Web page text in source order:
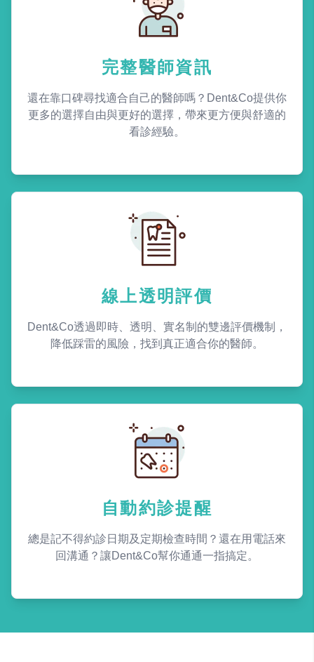
完整醫師資訊
還在靠口碑尋找適合自己的醫師嗎？Dent&Co提供你
更多的選擇自由與更好的選擇，帶來更方便與舒適的
看診經驗。
線上透明評價
Dent&Co透過即時、透明、實名制的雙邊評價機制，
降低踩雷的風險，找到真正適合你的醫師。
自動約診提醒
總是記不得約診日期及定期檢查時間？還在用電話來
回溝通？讓Dent&Co幫你通通一指搞定。